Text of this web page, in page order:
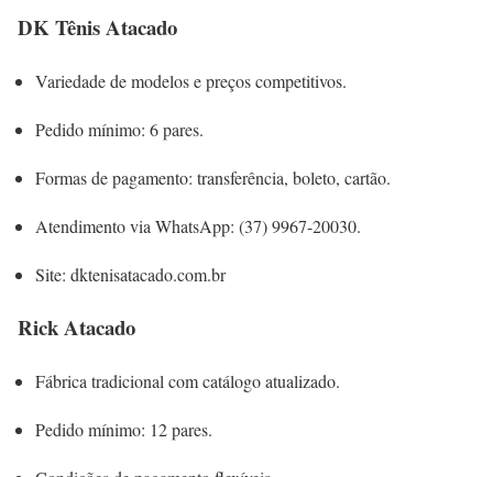
DK Tênis Atacado
Variedade de modelos e preços competitivos.
Pedido mínimo: 6 pares.
Formas de pagamento: transferência, boleto, cartão.
Atendimento via WhatsApp: (37) 9967-20030.
Site: dktenisatacado.com.br
Rick Atacado
Fábrica tradicional com catálogo atualizado.
Pedido mínimo: 12 pares.